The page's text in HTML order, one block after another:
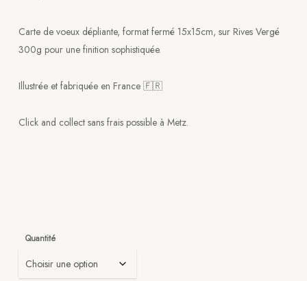
Carte de voeux dépliante, format fermé 15x15cm, sur Rives Vergé
300g pour une finition sophistiquée.
Illustrée et fabriquée en France 🇫🇷
Click and collect sans frais possible à Metz.
Quantité